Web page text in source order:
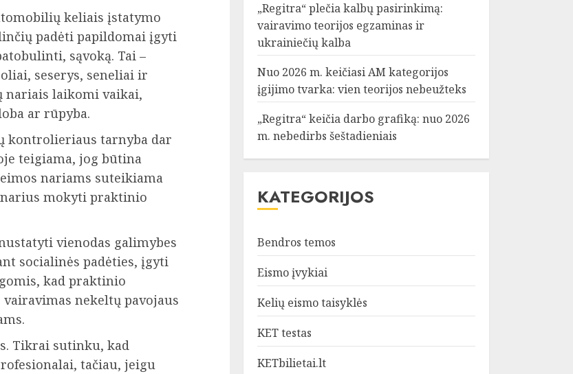
keliais įstatymo
padėti papildomai įgyti
sąvoką. Tai –
seserys, seneliai ir
nariais laikomi vaikai,
ar rūpyba.
kontrolieriaus tarnyba dar
teigiama, jog būtina
nariams suteikiama
mokyti praktinio
vienodas galimybes
socialinės padėties, įgyti
kad praktinio
nekeltų pavojaus
Tikrai sutinku, kad
tačiau, jeigu
„Regitra“ plečia kalbų pasirinkimą:
vairavimo teorijos egzaminas ir
ukrainiečių kalba
Nuo 2026 m. keičiasi AM kategorijos
įgijimo tvarka: vien teorijos nebeužteks
„Regitra“ keičia darbo grafiką: nuo 2026
m. nebedirbs šeštadieniais
KATEGORIJOS
Bendros temos
Eismo įvykiai
Kelių eismo taisyklės
KET testas
KETbilietai.lt